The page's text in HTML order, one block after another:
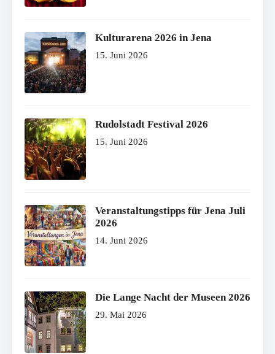
Kulturarena 2026 in Jena
15. Juni 2026
Rudolstadt Festival 2026
15. Juni 2026
Veranstaltungstipps für Jena Juli
2026
14. Juni 2026
Die Lange Nacht der Museen 2026
29. Mai 2026